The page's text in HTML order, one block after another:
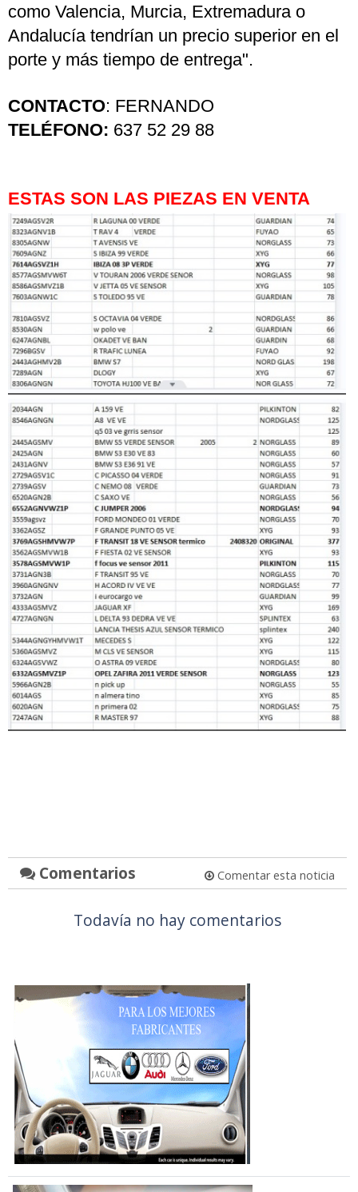
como Valencia, Murcia, Extremadura o
Andalucía tendrían un precio superior en el
porte y más tiempo de entrega".
CONTACTO: FERNANDO
TELÉFONO: 637 52 29 88
ESTAS SON LAS PIEZAS EN VENTA
Comentarios Comentar esta noticia
Todavía no hay comentarios